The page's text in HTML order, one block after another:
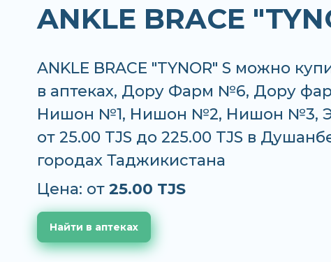
ANKLE BRACE
ANKLE BRACE "TYNOR" S можно
в аптеках, Дору Фарм №6, Дору
Нишон №1, Нишон №2, Нишон №3,
от 25.00 TJS до 225.00 TJS в
городах Таджикистана
Цена: от 25.00 TJS
Найти в аптеках